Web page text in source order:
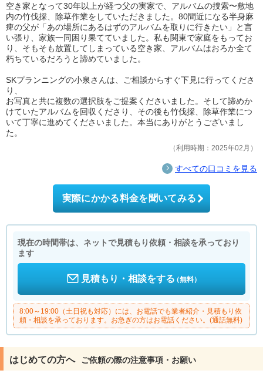
空き家となって30年以上が経つ父の実家で、アルバムの捜索〜敷地
内の竹伐採、除草作業をしていただきました。80間近になる半身麻
痺の父が「あの場所にあるはずのアルバムを取りに行きたい」と言
い張り、家族一同困り果てていました。私も関東で家庭をもってお
り、そもそも放置してしまっている空き家、アルバムはおろか全て
朽ちているだろうと諦めていました。
SKプランニングの小泉さんは、ご相談からすぐ下見に行ってくださ
り、
お写真と共に複数の選択肢をご提案くださいました。そして諦めか
けていたアルバムを回収くださり、その後も竹伐採、除草作業につ
いて丁寧に進めてくださいました。本当にありがとうございまし
た。
利用時期：2025年02月
すべての口コミを見る
実際にかかる料金を聞いてみる
現在の時間帯は、ネットで見積もり依頼・相談を承っており
ます
見積もり・相談をする（無料）
8:00～19:00（土日祝も対応）には、お電話でも業者紹介・見積もり依
頼・相談を承っております。お急ぎの方はお電話ください。(通話無料)
はじめての方へ ご依頼の際の注意事項・お願い